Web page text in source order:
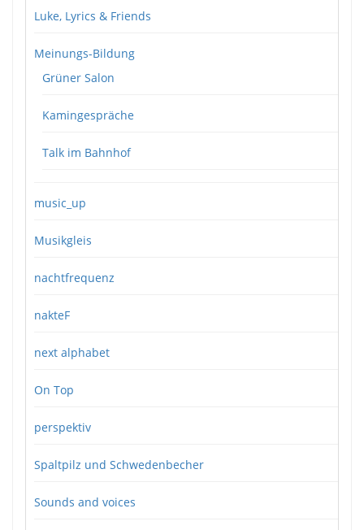
Luke, Lyrics & Friends
Meinungs-Bildung
Grüner Salon
Kamingespräche
Talk im Bahnhof
music_up
Musikgleis
nachtfrequenz
nakteF
next alphabet
On Top
perspektiv
Spaltpilz und Schwedenbecher
Sounds and voices